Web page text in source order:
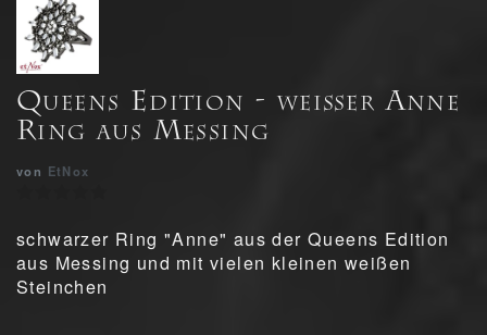
Queens Edition - weißer Anne
Ring aus Messing
von EtNox
schwarzer Ring "Anne" aus der Queens Edition
aus Messing und mit vielen kleinen weißen
Steinchen